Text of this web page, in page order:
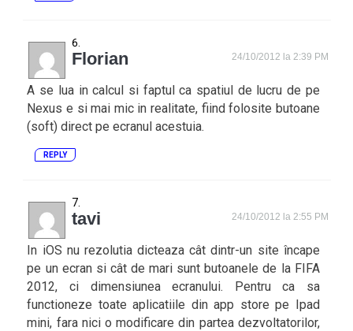
Florian 24/10/2012 la 2:39 PM
A se lua in calcul si faptul ca spatiul de lucru de pe
Nexus e si mai mic in realitate, fiind folosite butoane
(soft) direct pe ecranul acestuia.
REPLY
tavi 24/10/2012 la 2:55 PM
In iOS nu rezolutia dicteaza cât dintr-un site încape
pe un ecran si cât de mari sunt butoanele de la FIFA
2012, ci dimensiunea ecranului. Pentru ca sa
functioneze toate aplicatiile din app store pe Ipad
mini, fara nici o modificare din partea dezvoltatorilor,